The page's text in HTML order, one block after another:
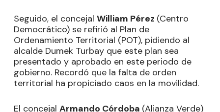
Seguido, el concejal William Pérez (Centro
Democrático) se refirió al Plan de
Ordenamiento Territorial (POT), pidiendo al
alcalde Dumek Turbay que este plan sea
presentado y aprobado en este periodo de
gobierno. Recordó que la falta de orden
territorial ha propiciado caos en la movilidad.
El concejal Armando Córdoba (Alianza Verde)